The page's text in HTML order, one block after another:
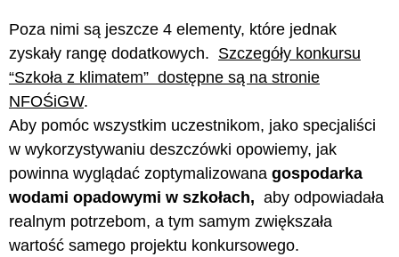
Poza nimi są jeszcze 4 elementy, które jednak
zyskały rangę dodatkowych. Szczegóły konkursu
“Szkoła z klimatem” dostępne są na stronie
NFOŚiGW.
Aby pomóc wszystkim uczestnikom, jako specjaliści
w wykorzystywaniu deszczówki opowiemy, jak
powinna wyglądać zoptymalizowana gospodarka
wodami opadowymi w szkołach, aby odpowiadała
realnym potrzebom, a tym samym zwiększała
wartość samego projektu konkursowego.